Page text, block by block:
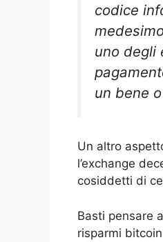
codice
uno degli
un bene
Un altro
l’exchange
cosiddetti di
Basti pensare
risparmi